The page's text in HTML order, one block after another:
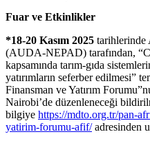
Fuar ve Etkinlikler
*18-20 Kasım 2025 tarihlerinde
(AUDA-NEPAD) tarafından,
kapsamında tarım-gıda
yatırımların seferber edilmesi”
Finansman ve Yatırım
Nairobi’de düzenleneceği
bilgiye https://mdto.org.tr/pan-
yatirim-forumu-afif/adresinden